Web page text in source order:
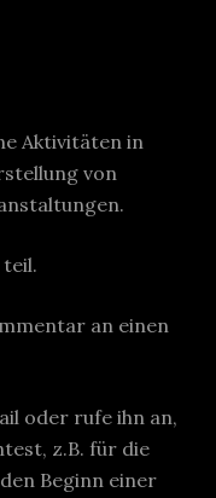
Aktivitäten in
von
an einen
oder rufe ihn an,
z.B. für die
Beginn einer